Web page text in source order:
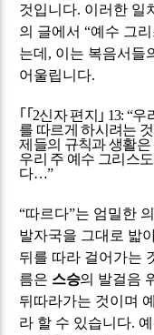
것입니다. 이러한 일
의 글에서“예수 그
는데 , 이는 복음서들
어울립니다.
｢｢ 2신자 편지 ｣ 13: “우
를 따르게 하시려는
제들의 규칙과 생활은
우리 주 예수 그리스
다…”
“따르다”는 엄밀한
발자국을 그대로 밟
뒤를 따라 걸어가는
름은 스승의 발걸음
뒤따라가는 것이며
라 할 수 있습니다.